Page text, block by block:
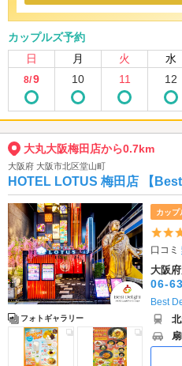
カップルズ予約
日
月 火 水
8/9 10 11 12
大丸大阪梅田店から0.7km
大阪府 大阪市北区堂山町
HOTEL LOTUS 梅田店 【
フォトギャラリー
カップ
口コミ
大阪
06-
Best